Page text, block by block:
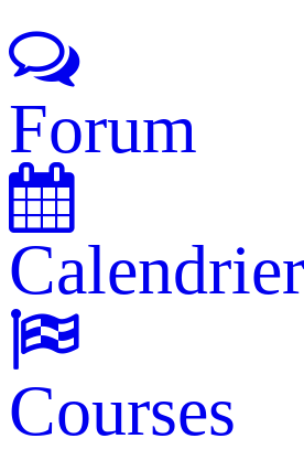
Forum
Calendrier
Courses